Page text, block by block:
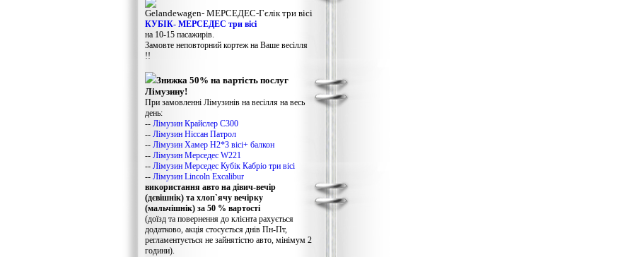
Gelandewagen​- МЕРСЕДЕС-Гєлік три вісі
КУБІК- МЕРСЕДЕС три вісі
на 10-15 пасажирів.
Замовте неповторний кортеж на Ваше весілля
!!
Знижка 50% на вартість послуг
Лімузину!
При замовленні Лімузинів на весілля на весь
день:
-- Лімузин Крайслер С300
-- Лімузин Ніссан Патрол
-- Лімузин Хамер Н2*3 вісі+ балкон
-- Лімузин Мерседес W221
-- Лімузин Мерседес Кубік Кабріо три вісі
-- Лімузин Lincoln Excalibur
використання авто на дівич-вечір
(дєвішнік) та хлоп`ячу вечірку
(мальчішнік) за 50 % вартості
(доїзд та повернення до клієнта рахується
додатково, акція стосується днів Пн-Пт,
регламентується не зайнятістю авто, мінімум 2
години).